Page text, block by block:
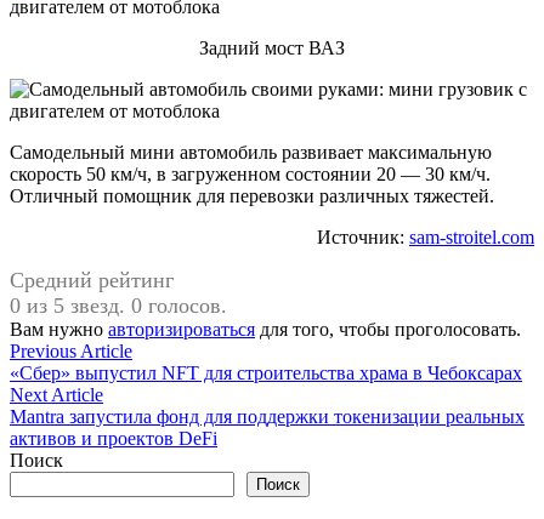
Задний мост ВАЗ
Самодельный мини автомобиль развивает максимальную
скорость 50 км/ч, в загруженном состоянии 20 — 30 км/ч.
Отличный помощник для перевозки различных тяжестей.
Источник: sam-stroitel.com
Средний рейтинг
0 из 5 звезд. 0 голосов.
Вам нужно авторизироваться для того, чтобы проголосовать.
Навигация
по
записям
Previous ArticlePrevious
article:
«Сбер» выпустил NFT для строительства храма в Чебоксарах
Next ArticleNext
article:
Mantra запустила фонд для поддержки токенизации реальных
активов и проектов DeFi
Поиск
Поиск